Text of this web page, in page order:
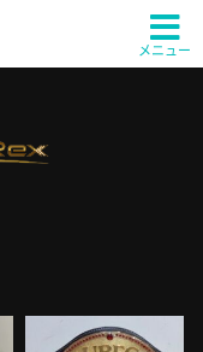
メニュー